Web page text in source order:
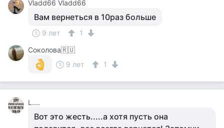
Vladd66 Vladd66
Вам вернеться в 10раз больше
9 лет
1
Соколова🇷🇺
9 лет
1
L….
Вот это жесть.....а хотя пусть она